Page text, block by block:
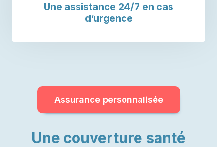
Une assistance 24/7 en cas
d’urgence
Assurance personnalisée
Une couverture santé